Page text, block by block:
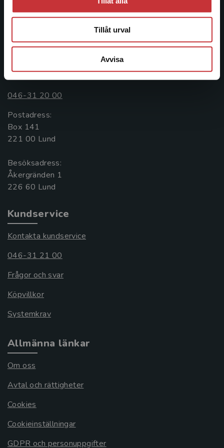
Tillåt urval
Avvisa
informationstjänster i utbudet, finns Studentlitteratur med
Kontakta oss
046-31 20 00
Postadress:
Box 141
221 00 Lund
Besöksadress:
Åkergränden 1
Kundservice
Kontakta kundservice
046-31 21 00
Frågor och svar
Köpvillkor
Systemkrav
Allmänna länkar
Om oss
Avtal och rättigheter
Cookies
Cookieinställningar
GDPR och personuppgifter